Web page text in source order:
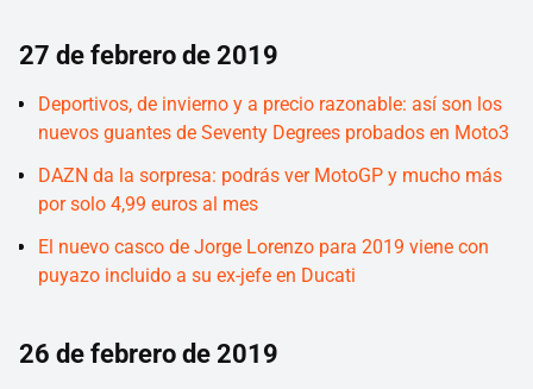
27 de febrero de 2019
Deportivos, de invierno y a precio razonable: así son los
nuevos guantes de Seventy Degrees probados en Moto3
DAZN da la sorpresa: podrás ver MotoGP y mucho más
por solo 4,99 euros al mes
El nuevo casco de Jorge Lorenzo para 2019 viene con
puyazo incluido a su ex-jefe en Ducati
26 de febrero de 2019